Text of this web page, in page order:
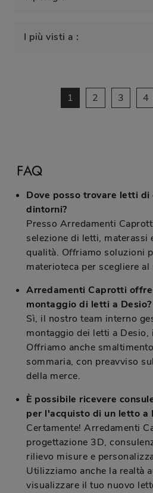
I più visti a :
1 2 3 4
FAQ
Dove posso trovare letti di
dintorni?
Presso Arredamenti
selezione di letti, materassi
qualità. Offriamo soluzioni
materioteca per scegliere
Arredamenti Caprotti offre
montaggio di letti a Desio?
Sì, il nostro team interno
montaggio dei letti a
Offriamo anche
sommaria, con preavviso
della merce.
È possibile ricevere
per l'acquisto di un letto a
Certamente! Arredamenti
progettazione 3D,
rilievo misure e
Utilizziamo anche la realtà
visualizzare il tuo nuovo